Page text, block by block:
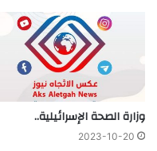
وزارة الصحة الإسرائيلية..
2023-10-20